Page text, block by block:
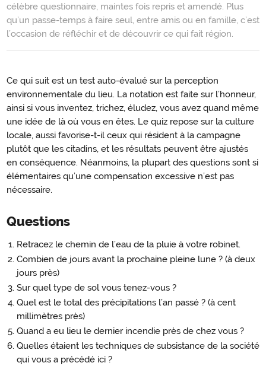
célèbre questionnaire, maintes fois repris et amendé. Plus
qu’un passe-temps à faire seul, entre amis ou en famille, c’est
l’occasion de réfléchir et de découvrir ce qui fait région.
Ce qui suit est un test auto-évalué sur la perception
environnementale du lieu. La notation est faite sur l’honneur,
ainsi si vous inventez, trichez, éludez, vous avez quand même
une idée de là où vous en êtes. Le quiz repose sur la culture
locale, aussi favorise-t-il ceux qui résident à la campagne
plutôt que les citadins, et les résultats peuvent être ajustés
en conséquence. Néanmoins, la plupart des questions sont si
élémentaires qu’une compensation excessive n’est pas
nécessaire.
Questions
Retracez le chemin de l’eau de la pluie à votre robinet.
Combien de jours avant la prochaine pleine lune ? (à deux
jours près)
Sur quel type de sol vous tenez-vous ?
Quel est le total des précipitations l’an passé ? (à cent
millimètres près)
Quand a eu lieu le dernier incendie près de chez vous ?
Quelles étaient les techniques de subsistance de la société
qui vous a précédé ici ?